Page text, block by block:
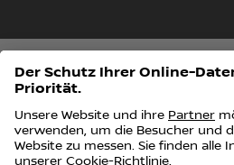
Impressum
Datenschutz
Data Act